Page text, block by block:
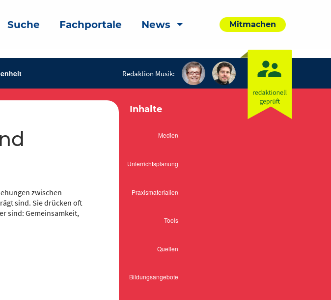
Suche Fachportale News Mitmachen
Redaktion Musik:
zwischen
sind. Sie drücken oft
sind: Gemeinsamkeit,
Inhalte